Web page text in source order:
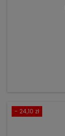
- 24,10 zł